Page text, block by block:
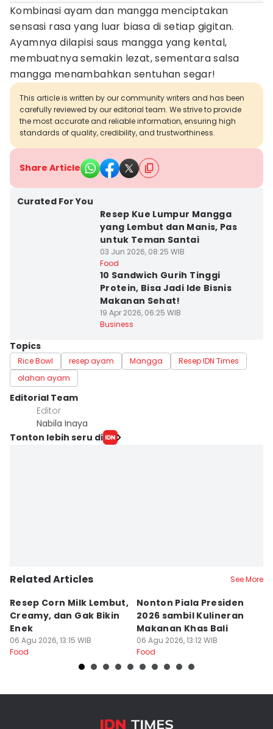
Kombinasi ayam dan mangga menciptakan
sensasi rasa yang luar biasa di setiap gigitan.
Ayamnya dilapisi saus mangga yang kental,
membuatnya semakin lezat, sementara salsa
mangga menambahkan sentuhan segar!
This article is written by our community writers and has been
carefully reviewed by our editorial team. We strive to provide
the most accurate and reliable information, ensuring high
standards of quality, credibility, and trustworthiness.
Share Article
Curated For You
Resep Kue Lumpur Mangga
yang Lembut dan Manis, Pas
untuk Teman Santai
03 Jun 2026, 08:25 WIB
Food
10 Sandwich Gurih Tinggi
Protein, Bisa Jadi Ide Bisnis
Makanan Sehat!
19 Apr 2026, 06:25 WIB
Business
Topics
Rice Bowl resep ayam Mangga
Resep IDN Times
olahan ayam
Editorial Team
Editor
Nabila Inaya
Tonton lebih seru di
Related Articles See More
Resep Corn Milk Lembut,
Creamy, dan Gak Bikin
Enek
06 Agu 2026, 13:15 WIB
Food
Nonton Piala Presiden
2026 sambil Kulineran
Makanan Khas Bali
06 Agu 2026, 13:12 WIB
Food